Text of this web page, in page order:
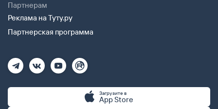
Партнерам
Реклама на Туту.ру
Партнерская программа
Загрузите в
App Store